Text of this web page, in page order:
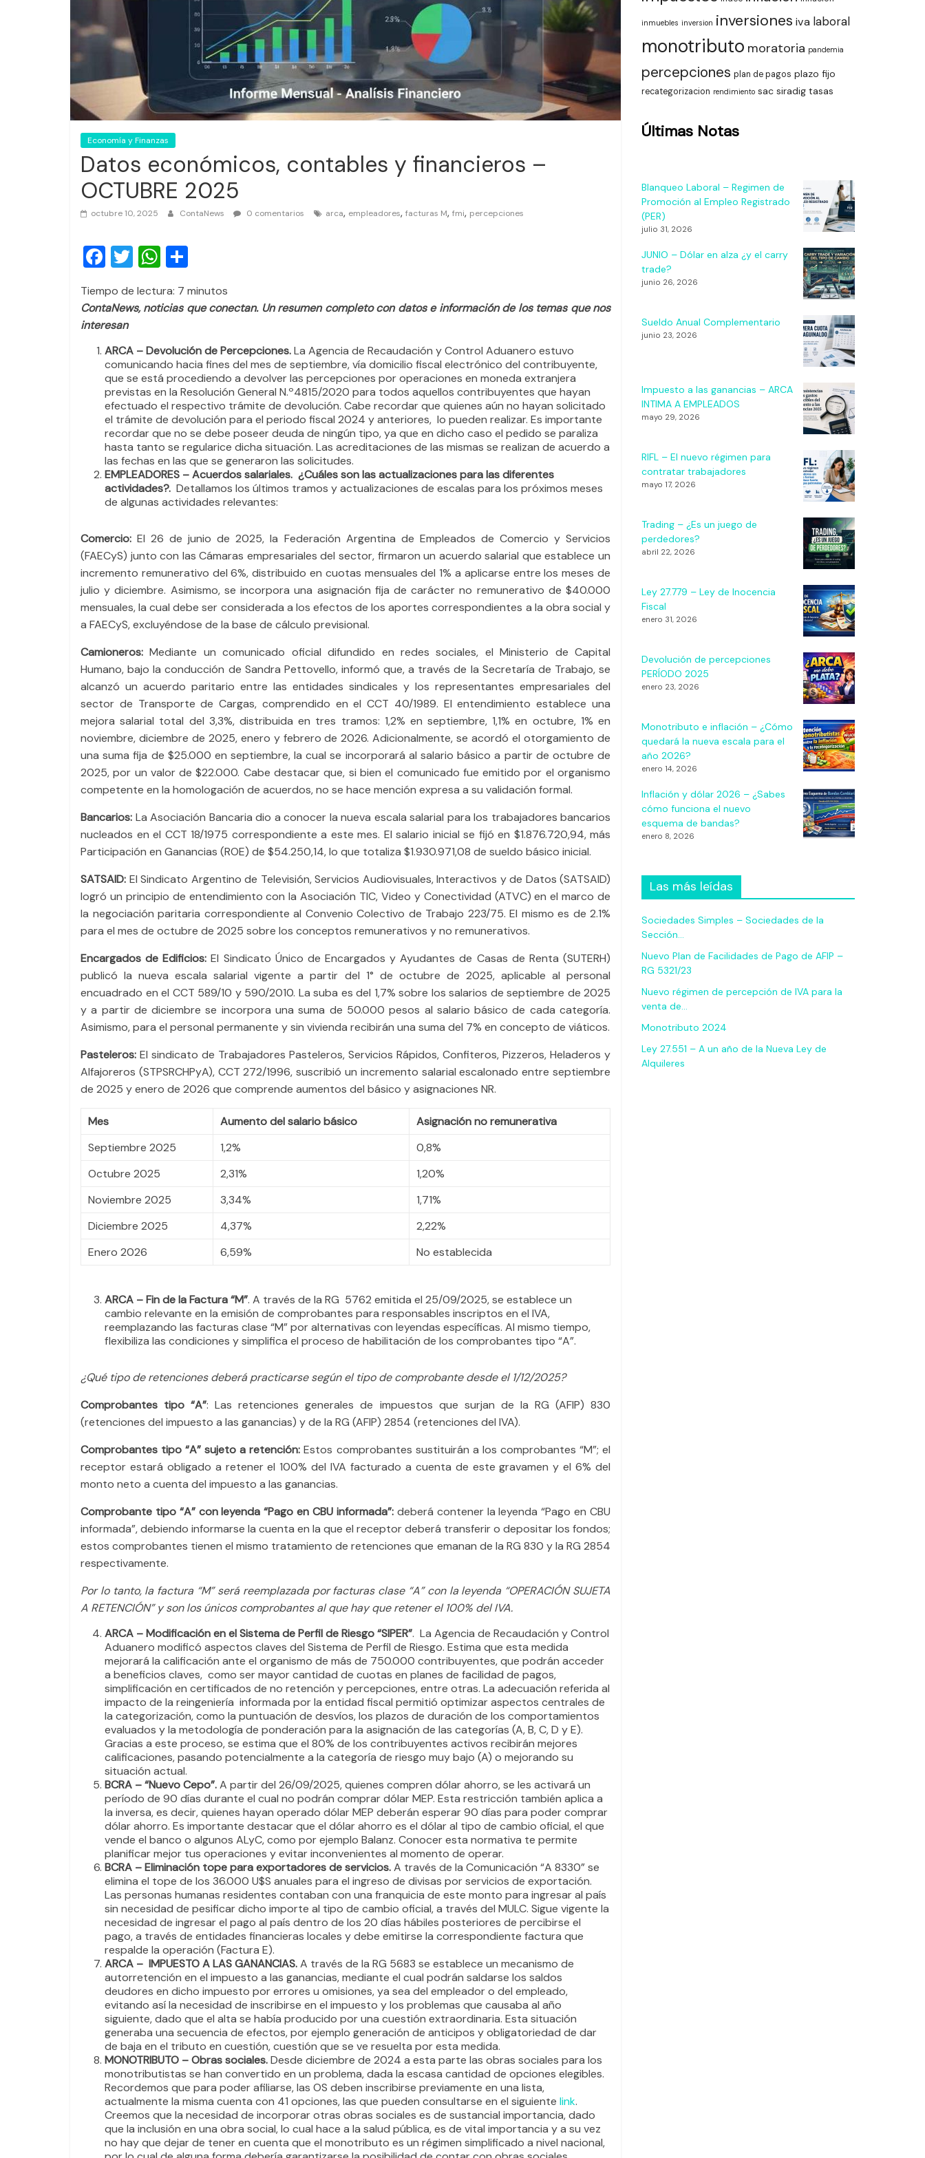
Economía y Finanzas
Datos económicos, contables y financieros –
OCTUBRE 2025
octubre 10, 2025 ContaNews 0 comentarios arca, empleadores, facturas M, fmi, percepciones
F
c
e
b
o
o
k
T
tt
er
W
at
A
p
p
m
p
ar
tir
Tiempo de lectura: 7 minutos
ContaNews, noticias que conectan. Un resumen completo con datos e información de los temas que nos
interesan
ARCA – Devolución de Percepciones.La Agencia de Recaudación y Control Aduanero estuvo
comunicando hacia fines del mes de septiembre, vía domicilio fiscal electrónico del contribuyente,
que se está procediendo a devolver las percepciones por operaciones en moneda extranjera
previstas en la Resolución General N.º4815/2020 para todos aquellos contribuyentes que hayan
efectuado el respectivo trámite de devolución. Cabe recordar que quienes aún no hayan solicitado
el trámite de devolución para el periodo fiscal 2024 y anteriores, lo pueden realizar. Es importante
recordar que no se debe poseer deuda de ningún tipo, ya que en dicho caso el pedido se paraliza
hasta tanto se regularice dicha situación. Las acreditaciones de las mismas se realizan de acuerdo a
las fechas en las que se generaron las solicitudes.
EMPLEADORES – Acuerdos salariales. ¿Cuáles son las actualizaciones para las diferentes
actividades?. Detallamos los últimos tramos y actualizaciones de escalas para los próximos meses
de algunas actividades relevantes:
Comercio:El 26 de junio de 2025, la Federación Argentina de Empleados de Comercio y Servicios
(FAECyS) junto con las Cámaras empresariales del sector, firmaron un acuerdo salarial que establece un
incremento remunerativo del 6%, distribuido en cuotas mensuales del 1% a aplicarse entre los meses de
julio y diciembre. Asimismo, se incorpora una asignación fija de carácter no remunerativo de $40.000
mensuales, la cual debe ser considerada a los efectos de los aportes correspondientes a la obra social y
a FAECyS, excluyéndose de la base de cálculo previsional.
Camioneros: Mediante un comunicado oficial difundido en redes sociales, el Ministerio de Capital
Humano, bajo la conducción de Sandra Pettovello, informó que, a través de la Secretaría de Trabajo, se
alcanzó un acuerdo paritario entre las entidades sindicales y los representantes empresariales del
sector de Transporte de Cargas, comprendido en el CCT 40/1989. El entendimiento establece una
mejora salarial total del 3,3%, distribuida en tres tramos: 1,2% en septiembre, 1,1% en octubre, 1% en
noviembre, diciembre de 2025, enero y febrero de 2026. Adicionalmente, se acordó el otorgamiento de
una suma fija de $25.000 en septiembre, la cual se incorporará al salario básico a partir de octubre de
2025, por un valor de $22.000. Cabe destacar que, si bien el comunicado fue emitido por el organismo
competente en la homologación de acuerdos, no se hace mención expresa a su validación formal.
Bancarios: La Asociación Bancaria dio a conocer la nueva escala salarial para los trabajadores bancarios
nucleados en el CCT 18/1975 correspondiente a este mes. El salario inicial se fijó en $1.876.720,94, más
Participación en Ganancias (ROE) de $54.250,14, lo que totaliza $1.930.971,08 de sueldo básico inicial.
SATSAID: El Sindicato Argentino de Televisión, Servicios Audiovisuales, Interactivos y de Datos (SATSAID)
logró un principio de entendimiento con la Asociación TIC, Video y Conectividad (ATVC) en el marco de
la negociación paritaria correspondiente al Convenio Colectivo de Trabajo 223/75. El mismo es de 2.1%
para el mes de octubre de 2025 sobre los conceptos remunerativos y no remunerativos.
Encargados de Edificios:El Sindicato Único de Encargados y Ayudantes de Casas de Renta (SUTERH)
publicó la nueva escala salarial vigente a partir del 1° de octubre de 2025, aplicable al personal
encuadrado en el CCT 589/10 y 590/2010. La suba es del 1,7% sobre los salarios de septiembre de 2025
y a partir de diciembre se incorpora una suma de 50.000 pesos al salario básico de cada categoría.
Asimismo, para el personal permanente y sin vivienda recibirán una suma del 7% en concepto de viáticos.
Pasteleros: El sindicato de Trabajadores Pasteleros, Servicios Rápidos, Confiteros, Pizzeros, Heladeros y
Alfajoreros (STPSRCHPyA), CCT 272/1996, suscribió un incremento salarial escalonado entre septiembre
de 2025 y enero de 2026 que comprende aumentos del básico y asignaciones NR.
Mes Aumento del salario básico
Asignación no remunerativa
Septiembre 2025
1,2%
0,8%
Octubre 2025
2,31%
1,20%
Noviembre 2025
3,34%
1,71%
Diciembre 2025
4,37%
2,22%
Enero 2026
6,59% No establecida
ARCA – Fin de la Factura “M”. A través de la RG 5762 emitida el 25/09/2025, se establece un
cambio relevante en la emisión de comprobantes para responsables inscriptos en el IVA,
reemplazando las facturas clase “M” por alternativas con leyendas específicas. Al mismo tiempo,
flexibiliza las condiciones y simplifica el proceso de habilitación de los comprobantes tipo “A”.
¿Qué tipo de retenciones deberá practicarse según el tipo de comprobante desde el 1/12/2025?
Comprobantes tipo “A”: Las retenciones generales de impuestos que surjan de la RG (AFIP) 830
(retenciones del impuesto a las ganancias) y de la RG (AFIP) 2854 (retenciones del IVA).
Comprobantes tipo “A” sujeto a retención: Estos comprobantes sustituirán a los comprobantes “M”; el
receptor estará obligado a retener el 100% del IVA facturado a cuenta de este gravamen y el 6% del
monto neto a cuenta del impuesto a las ganancias.
Comprobante tipo “A” con leyenda “Pago en CBU informada”:deberá contener la leyenda “Pago en CBU
informada”, debiendo informarse la cuenta en la que el receptor deberá transferir o depositar los fondos;
estos comprobantes tienen el mismo tratamiento de retenciones que emanan de la RG 830 y la RG 2854
respectivamente.
Por lo tanto, la factura “M” será reemplazada por facturas clase “A” con la leyenda “OPERACIÓN SUJETA
A RETENCIÓN” y son los únicos comprobantes al que hay que retener el 100% del IVA.
ARCA – Modificación en el Sistema de Perfil de Riesgo “SIPER”. La Agencia de Recaudación y Control
Aduanero modificó aspectos claves del Sistema de Perfil de Riesgo. Estima que esta medida
mejorará la calificación ante el organismo de más de 750.000 contribuyentes, que podrán acceder
a beneficios claves, como ser mayor cantidad de cuotas en planes de facilidad de pagos,
simplificación en certificados de no retención y percepciones, entre otras. La adecuación referida al
impacto de la reingeniería informada por la entidad fiscal permitió optimizar aspectos centrales de
la categorización, como la puntuación de desvíos, los plazos de duración de los comportamientos
evaluados y la metodología de ponderación para la asignación de las categorías (A, B, C, D y E).
Gracias a este proceso, se estima que el 80% de los contribuyentes activos recibirán mejores
calificaciones, pasando potencialmente a la categoría de riesgo muy bajo (A) o mejorando su
situación actual.
BCRA – “Nuevo Cepo”.A partir del 26/09/2025, quienes compren dólar ahorro, se les activará un
período de 90 días durante el cual no podrán comprar dólar MEP. Esta restricción también aplica a
la inversa, es decir, quienes hayan operado dólar MEP deberán esperar 90 días para poder comprar
dólar ahorro. Es importante destacar que el dólar ahorro es el dólar al tipo de cambio oficial, el que
vende el banco o algunos ALyC, como por ejemplo Balanz. Conocer esta normativa te permite
planificar mejor tus operaciones y evitar inconvenientes al momento de operar.
BCRA – Eliminación tope para exportadores de servicios.A través de la Comunicación “A 8330” se
elimina el tope de los 36.000 U$S anuales para el ingreso de divisas por servicios de exportación.
Las personas humanas residentes contaban con una franquicia de este monto para ingresar al país
sin necesidad de pesificar dicho importe al tipo de cambio oficial, a través del MULC. Sigue vigente la
necesidad de ingresar el pago al país dentro de los 20 días hábiles posteriores de percibirse el
pago, a través de entidades financieras locales y debe emitirse la correspondiente factura que
respalde la operación (Factura E).
ARCA – IMPUESTO A LAS GANANCIAS.A través de la RG 5683 se establece un mecanismo de
autorretención en el impuesto a las ganancias, mediante el cual podrán saldarse los saldos
deudores en dicho impuesto por errores u omisiones, ya sea del empleador o del empleado,
evitando así la necesidad de inscribirse en el impuesto y los problemas que causaba al año
siguiente, dado que el alta se había producido por una cuestión extraordinaria. Esta situación
generaba una secuencia de efectos, por ejemplo generación de anticipos y obligatoriedad de dar
de baja en el tributo en cuestión, cuestión que se ve resuelta por esta medida.
MONOTRIBUTO – Obras sociales.Desde diciembre de 2024 a esta parte las obras sociales para los
monotributistas se han convertido en un problema, dada la escasa cantidad de opciones elegibles.
Recordemos que para poder afiliarse, las OS deben inscribirse previamente en una lista,
actualmente la misma cuenta con 41 opciones, las que pueden consultarse en el siguiente link.
Creemos que la necesidad de incorporar otras obras sociales es de sustancial importancia, dado
que la inclusión en una obra social, lo cual hace a la salud pública, es de vital importancia y a su vez
no hay que dejar de tener en cuenta que el monotributo es un régimen simplificado a nivel nacional,
inmuebles inversion inversiones iva laboral
monotributo moratoria pandemia
percepciones plan de pagos plazo fijo
recategorizacion rendimiento sac siradig tasas
Últimas Notas
Blanqueo Laboral – Regimen de
Promoción al Empleo Registrado
(PER)
julio 31, 2026
JUNIO – Dólar en alza ¿y el carry
trade?
junio 26, 2026
Sueldo Anual Complementario
junio 23, 2026
Impuesto a las ganancias – ARCA
INTIMA A EMPLEADOS
mayo 29, 2026
RIFL – El nuevo régimen para
contratar trabajadores
mayo 17, 2026
Trading – ¿Es un juego de
perdedores?
abril 22, 2026
Ley 27.779 – Ley de Inocencia
Fiscal
enero 31, 2026
Devolución de percepciones
PERÍODO 2025
enero 23, 2026
Monotributo e inflación – ¿Cómo
quedará la nueva escala para el
año 2026?
enero 14, 2026
Inflación y dólar 2026 – ¿Sabes
cómo funciona el nuevo
esquema de bandas?
enero 8, 2026
Las más leídas
Sociedades Simples – Sociedades de la
Sección…
Nuevo Plan de Facilidades de Pago de AFIP –
RG 5321/23
Nuevo régimen de percepción de IVA para la
venta de…
Monotributo 2024
Ley 27.551 – A un año de la Nueva Ley de
Alquileres